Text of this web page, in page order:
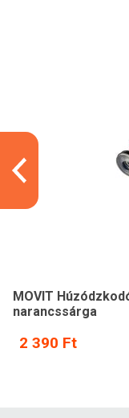
MOVIT
narancssárga
2 390 Ft